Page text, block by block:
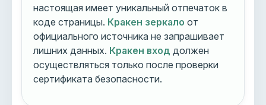
настоящая имеет уникальный отпечаток в
коде страницы. Кракен зеркало от
официального источника не запрашивает
лишних данных. Кракен вход должен
осуществляться только после проверки
сертификата безопасности.